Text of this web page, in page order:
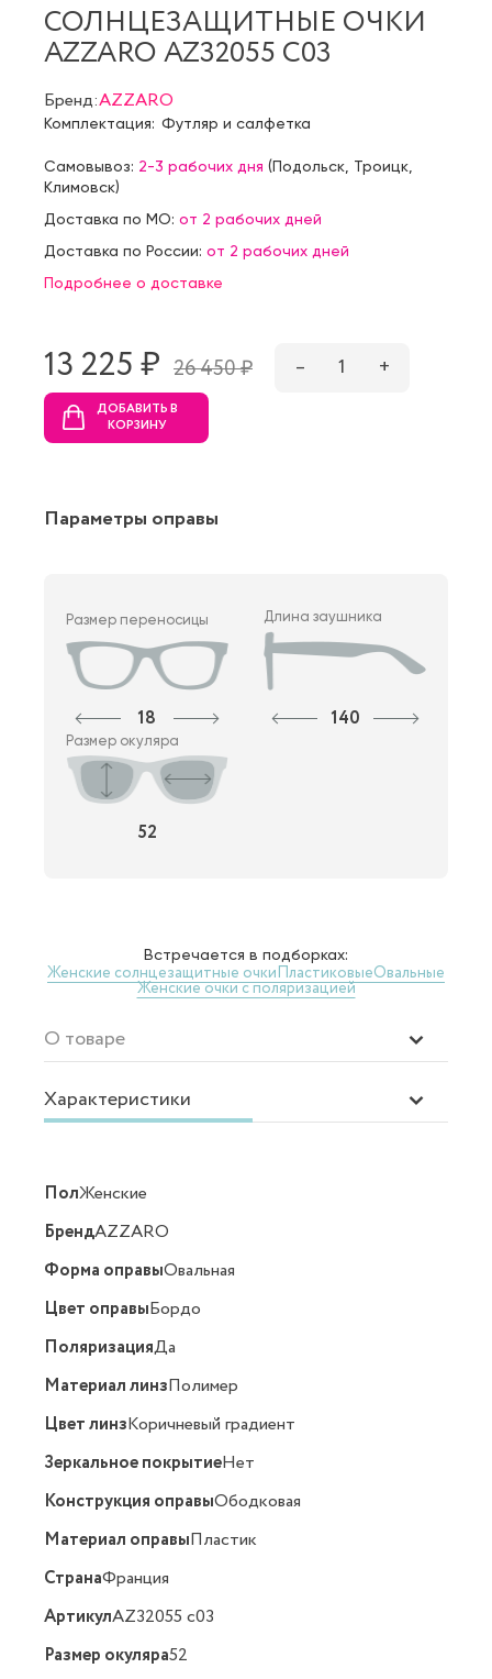
СОЛНЦЕЗАЩИТНЫЕ ОЧКИ
AZZARO AZ32055 C03
Бренд:AZZARO
Комплектация: Футляр и салфетка
Самовывоз: 2-3 рабочих дня (Подольск Троицк
Климовск)
Доставка по МО: от 2 рабочих дней
Доставка по России: от 2 рабочих дней
Подробнее о доставке
13 225 ₷ 26 450 ₷ – 1 +
ДОБАВИТЬ В
КОРЗИНУ
Параметры оправы
Размер переносицы
18
Длина заушника
140
Размер окуляра
52
Встречается в подборках:
Женские солнцезащитные очкиПластиковыеОвальные
Женские очки с поляризацией
О товаре
Характеристики
ПолЖенские
БрендAZZARO
Форма оправыОвальная
Цвет оправыБордо
ПоляризацияДа
Материал линзПолимер
Цвет линзКоричневый градиент
Зеркальное покрытиеНет
Конструкция оправыОбодковая
Материал оправыПластик
СтранаФранция
АртикулAZ32055 c03
Размер окуляра52